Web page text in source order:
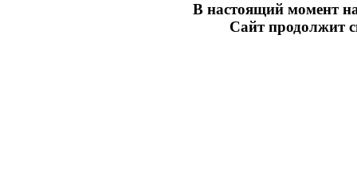
В настоящий момент на
Сайт продолжит